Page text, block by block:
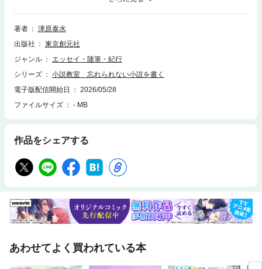
録に加え、自身の代表作である「五色の舟」の徹底解題を併録する。並ぶ
者なき巧手が、小説を書くこと、読むこと、そして語ることに興味のある
すべての人びとに贈る、小説講座の新しいスタンダード！／【目次】■着
の騎士』である／Ⅲ 書き方を律して得られるもの／Ⅳ ピーマンと延長
コード／Ⅴ 筆を置くべき瞬間／Ⅵ オセロ・ゲームとして振り返る／■文
る／Ⅲ 省略美と符号／Ⅳ 仮名交じりの背景／Ⅴ 文体は作家の美貌／Ⅵ
主観の幻灯／Ⅶ なぜ鏡花は偉大か／■人物造型について語る■Ⅰ「作ら
ねばならない」は思い込み／Ⅱ 人物の背景は台詞に書く／Ⅲ 複数の役割
を兼ねさせる効果／Ⅳ のらくろにはのらくろのリアリティ／Ⅴ ピンチ
前から書く／Ⅳ 短編小説は「パラダイムシフト」以前である／Ⅴ「書く
出について語る■Ⅰ 演出とは驚きである／Ⅱ 邪魔者という存在を作る／Ⅲ
描写の演出法／Ⅳ モチーフの復活／Ⅴ 象徴するアートを念頭に置く
説／佐々木丸美『水に描かれた館』解説／ブログ全盛の時代にこそ 三島
由紀夫『文章読本』／『屍者の帝国』（伊藤計劃、円城塔）書評／津原泰
水 著作一覧
著者
津原泰水
出版社
東京創元社
ジャンル
エッセイ・随筆・紀行
シリーズ
小説教室 忘れられない小説を書く
電子版配信開始日
2026/05/28
ファイルサイズ
- MB
作品をシェアする
あわせてよく買われている本